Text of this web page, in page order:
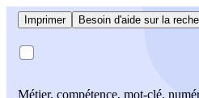
Imprimer Besoin d'aide sur la
Métier, compétence, mot-clé,